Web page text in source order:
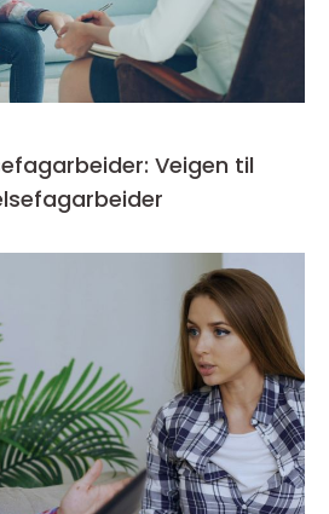
Veigen til